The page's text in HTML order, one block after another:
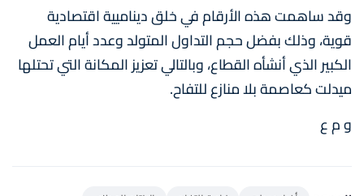
وقد ساهمت هذه الأرقام في خلق ديناميية اقتصادية
قوية، وذلك بفضل حجم التداول المتولد وعدد أيام العمل
الكبير الذي أنشأه القطاع، وبالتالي تعزيز المكانة التي تحتلها
ميدلت كعاصمة بلا منازع للتفاح.
و م ع